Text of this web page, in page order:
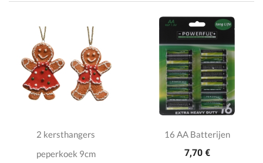
2 kersthangers
peperkoek 9cm
16 AA Batterijen
7,70 €